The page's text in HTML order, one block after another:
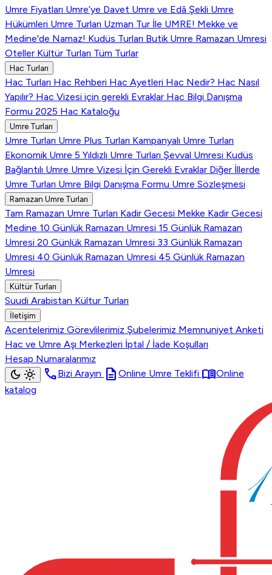
Umre Fiyatları Umre’ye Davet Umre ve Edâ Şekli Umre
Hükümleri Umre Turları Uzman Tur İle UMRE! Mekke ve
Medine'de Namaz! Kudüs Turları Butik Umre Ramazan Umresi
Oteller Kültür Turları Tüm Turlar
Hac Turları
Hac Turları Hac Rehberi Hac Ayetleri Hac Nedir? Hac Nasıl
Yapılır? Hac Vizesi için gerekli Evraklar Hac Bilgi Danışma
Formu 2025 Hac Kataloğu
Umre Turları
Umre Turları Umre Plus Turları Kampanyalı Umre Turları
Ekonomik Umre 5 Yıldızlı Umre Turları Şevval Umresi Kudüs
Bağlantılı Umre Umre Vizesi İçin Gerekli Evraklar Diğer İllerde
Umre Turları Umre Bilgi Danışma Formu Umre Sözleşmesi
Ramazan Umre Turları
Tam Ramazan Umre Turları Kadir Gecesi Mekke Kadir Gecesi
Medine 10 Günlük Ramazan Umresi 15 Günlük Ramazan
Umresi 20 Günlük Ramazan Umresi 33 Günlük Ramazan
Umresi 40 Günlük Ramazan Umresi 45 Günlük Ramazan
Umresi
Kültür Turları
Suudi Arabistan Kültur Turları
İletişim
Acentelerimiz Görevlilerimiz Şubelerimiz Memnuniyet Anketi
Hac ve Umre Aşı Merkezleri İptal / İade Koşulları
Hesap Numaralarımız
dark_mode light_mode callBizi Arayın description Online Umre Teklifi menu_bookOnline
katalog